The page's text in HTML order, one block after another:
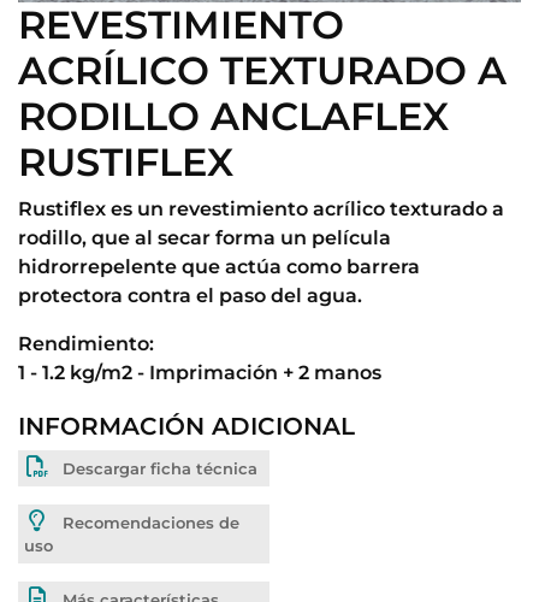
REVESTIMIENTO
ACRÍLICO TEXTURADO A
RODILLO ANCLAFLEX
RUSTIFLEX
Rustiflex es un revestimiento acrílico texturado a
rodillo, que al secar forma un película
hidrorrepelente que actúa como barrera
protectora contra el paso del agua.
Rendimiento:
1 - 1.2 kg/m2 - Imprimación + 2 manos
INFORMACIÓN ADICIONAL
Descargar ficha técnica
Recomendaciones de
uso